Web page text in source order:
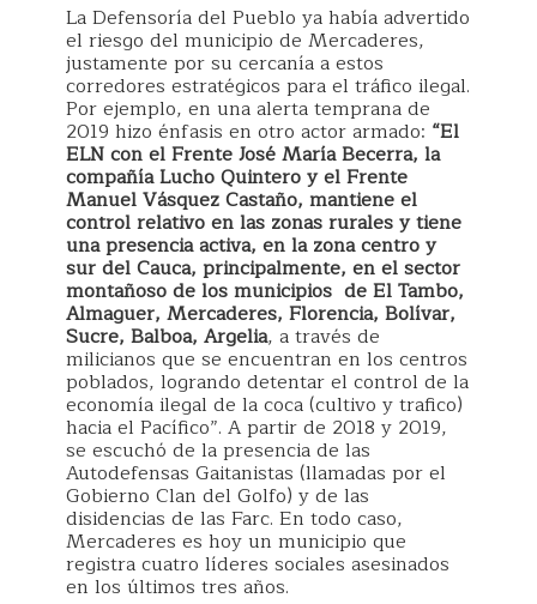
La Defensoría del Pueblo ya había advertido
el riesgo del municipio de Mercaderes,
justamente por su cercanía a estos
corredores estratégicos para el tráfico ilegal.
Por ejemplo, en una alerta temprana de
2019 hizo énfasis en otro actor armado: “El
ELN con el Frente José María Becerra, la
compañía Lucho Quintero y el Frente
Manuel Vásquez Castaño, mantiene el
control relativo en las zonas rurales y tiene
una presencia activa, en la zona centro y
sur del Cauca, principalmente, en el sector
montañoso de los municipios de El Tambo,
Almaguer, Mercaderes, Florencia, Bolívar,
Sucre, Balboa, Argelia, a través de
milicianos que se encuentran en los centros
poblados, logrando detentar el control de la
economía ilegal de la coca (cultivo y trafico)
hacia el Pacífico”. A partir de 2018 y 2019,
se escuchó de la presencia de las
Autodefensas Gaitanistas (llamadas por el
Gobierno Clan del Golfo) y de las
disidencias de las Farc. En todo caso,
Mercaderes es hoy un municipio que
registra cuatro líderes sociales asesinados
en los últimos tres años.